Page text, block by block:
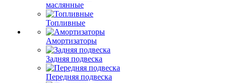
маслянные
Топливные
Амортизаторы
Задняя подвеска
Передняя подвеска